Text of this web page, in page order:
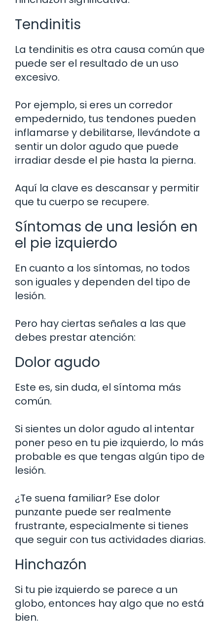
Tendinitis
La tendinitis es otra causa común que
puede ser el resultado de un uso
excesivo.
Por ejemplo, si eres un corredor
empedernido, tus tendones pueden
inflamarse y debilitarse, llevándote a
sentir un dolor agudo que puede
irradiar desde el pie hasta la pierna.
Aquí la clave es descansar y permitir
que tu cuerpo se recupere.
Síntomas de una lesión en
el pie izquierdo
En cuanto a los síntomas, no todos
son iguales y dependen del tipo de
lesión.
Pero hay ciertas señales a las que
debes prestar atención:
Dolor agudo
Este es, sin duda, el síntoma más
común.
Si sientes un dolor agudo al intentar
poner peso en tu pie izquierdo, lo más
probable es que tengas algún tipo de
lesión.
¿Te suena familiar? Ese dolor
punzante puede ser realmente
frustrante, especialmente si tienes
que seguir con tus actividades diarias.
Hinchazón
Si tu pie izquierdo se parece a un
globo, entonces hay algo que no está
bien.